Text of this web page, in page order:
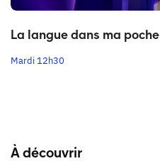
La langue dans ma poche
Mardi 12h30
À découvrir